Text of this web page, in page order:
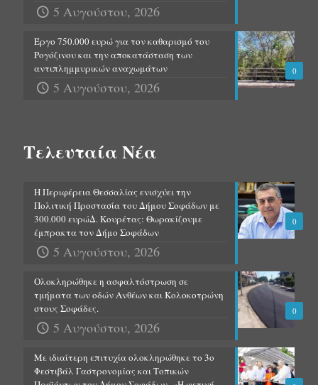
5 Αυγούστου, 2026
0
Έργο 750.000 ευρώ για τον καθαρισμό του
Ρογόζινου και την αποκατάσταση των
αντιπλημμυρικών αναχωμάτων
5 Αυγούστου, 2026
Τελευταία Νέα
0
Η Περιφέρεια Θεσσαλίας ενισχύει την
Πολιτική Προστασία του Δήμου Σοφάδων με
300.000 ευρώΔ. Κουρέτας: Θωρακίζουμε
έμπρακτα τον Δήμο Σοφάδων
5 Αυγούστου, 2026
0
Ολοκληρώθηκε η ασφαλτόστρωση σε
τμήματα των οδών Ανθέων και Κολοκοτρώνη
στους Σοφάδες.
5 Αυγούστου, 2026
Με ιδιαίτερη επιτυχία ολοκληρώθηκε το 3ο
Φεστιβάλ Γαστρονομίας και Τοπικών